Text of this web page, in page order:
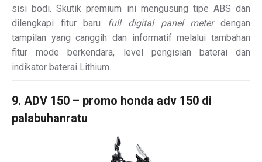
sisi bodi. Skutik premium ini mengusung tipe ABS dan
dilengkapi fitur baru full digital panel meterdengan
tampilan yang canggih dan informatif melalui tambahan
fitur mode berkendara, level pengisian baterai dan
indikator baterai Lithium.
9. ADV 150 – promo honda adv 150 di
palabuhanratu